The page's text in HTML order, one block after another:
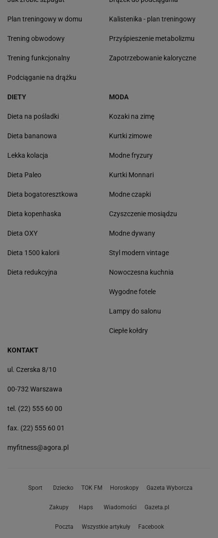
Plan treningowy w domu
Trening obwodowy
Trening funkcjonalny
Podciąganie na drążku
Kalistenika - plan treningowy
Przyśpieszenie metabolizmu
Zapotrzebowanie kaloryczne
DIETY
Dieta na pośladki
Dieta bananowa
Lekka kolacja
Dieta Paleo
Dieta bogatoresztkowa
Dieta kopenhaska
Dieta OXY
Dieta 1500 kalorii
Dieta redukcyjna
MODA
Kozaki na zimę
Kurtki zimowe
Modne fryzury
Kurtki Monnari
Modne czapki
Czyszczenie mosiądzu
Modne dywany
Styl modern vintage
Nowoczesna kuchnia
Wygodne fotele
Lampy do salonu
Ciepłe kołdry
KONTAKT
ul. Czerska 8/10
00-732 Warszawa
tel. (22) 555 60 00
fax. (22) 555 60 01
myfitness@agora.pl
Sport Dziecko TOK FM Horoskopy Gazeta Wyborcza
Zakupy Haps Wiadomości Gazeta.pl
Poczta Wszystkie artykuły Facebook